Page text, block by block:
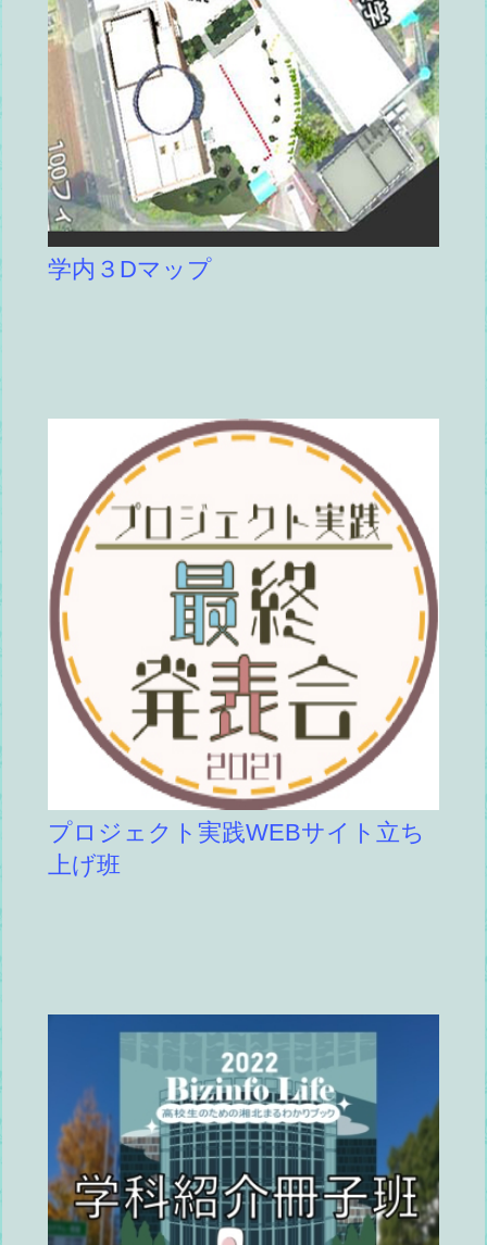
学内３Dマップ
プロジェクト実践WEBサイト立ち
上げ班